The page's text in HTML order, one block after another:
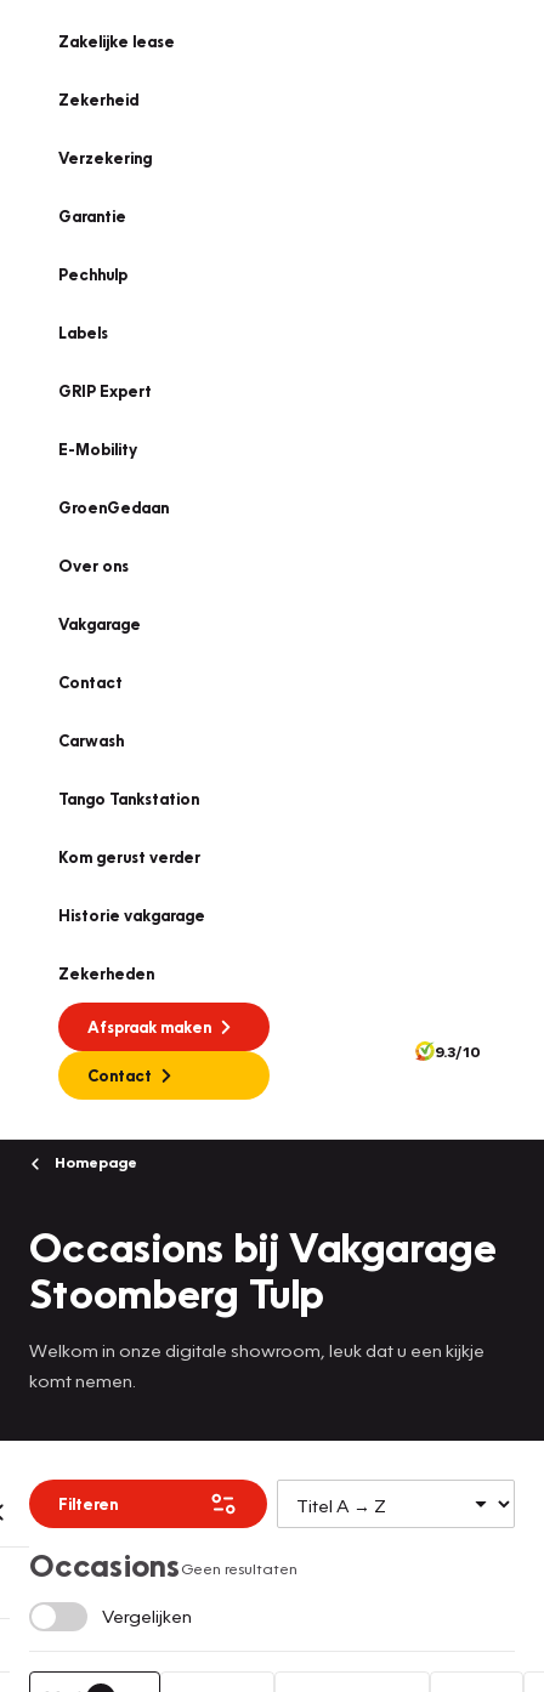
Zakelijke lease
Zekerheid
Verzekering
Garantie
Pechhulp
Labels
GRIP Expert
E-Mobility
GroenGedaan
Over ons
Vakgarage
Contact
Carwash
Tango Tankstation
Kom gerust verder
Historie vakgarage
Zekerheden
Afspraak maken
Contact
9.3/10
Homepage
Occasions bij Vakgarage
Stoomberg Tulp
Welkom in onze digitale showroom, leuk dat u een kijkje
komt nemen.
Filteren
OccasionsGeen resultaten
Vergelijken